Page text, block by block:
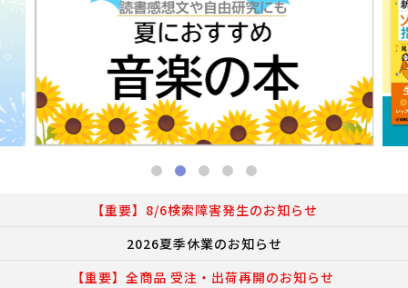
【重要】8/6検索障害発生のお知らせ
2026夏季休業のお知らせ
【重要】全商品 受注・出荷再開のお知らせ